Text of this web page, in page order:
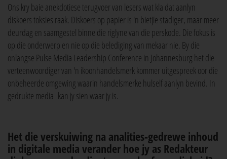
Ons kry baie anekdotiese terugvoer van lesers wat kla dat aanlyn
diskoers toksies raak. Diskoers op papier is 'n bietjie stadiger, maar meer
deurdag en saamgestel binne die riglyne van die perskode. Die fokus is
op die onderwerp en nie op die belediging van mekaar nie. By die
onlangse Pulse Media Leadership Conference in Johannesburg het die
verteenwoordiger van 'n ikoonhandelsmerk kommer uitgespreek oor die
onbeheerde omgewing waarin handelsmerke hulself aanlyn bevind. In
gedrukte media kan jy sien waar jy is.
Het die verskuiwing na analities-gedrewe inhoud
in digitale media verander hoe jy as Redakteur